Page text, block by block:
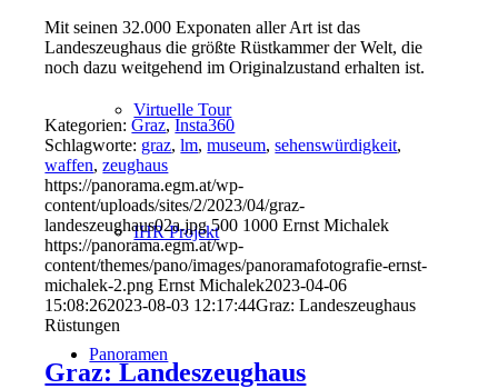
Virtuelle Tour
IHR Projekt
Panoramen
Mit seinen 32.000 Exponaten aller Art ist das
Landeszeughaus die größte Rüstkammer der Welt, die
noch dazu weitgehend im Originalzustand erhalten ist.
Kategorien:Graz,Insta360
Schlagworte: graz,lm,museum,sehenswürdigkeit,
waffen,zeughaus
https://panorama.egm.at/wp-
content/uploads/sites/2/2023/04/graz-
landeszeughaus02a.jpg 500 1000 Ernst Michalek
https://panorama.egm.at/wp-
content/themes/pano/images/panoramafotografie-ernst-
michalek-2.png Ernst Michalek2023-04-06
15:08:262023-08-03 12:17:44Graz: Landeszeughaus
Rüstungen
Graz: Landeszeughaus